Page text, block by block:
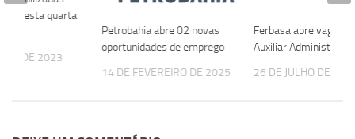
Petrobahia abre 02 novas
oportunidades de emprego
14 DE FEVEREIRO DE 2025
Ferbasa abre vaga
Auxiliar
26 DE JULHO DE
nesta quarta
DE 2023